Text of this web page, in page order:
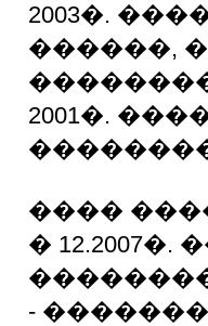
2003�.
������,
2001�.
����
�
-